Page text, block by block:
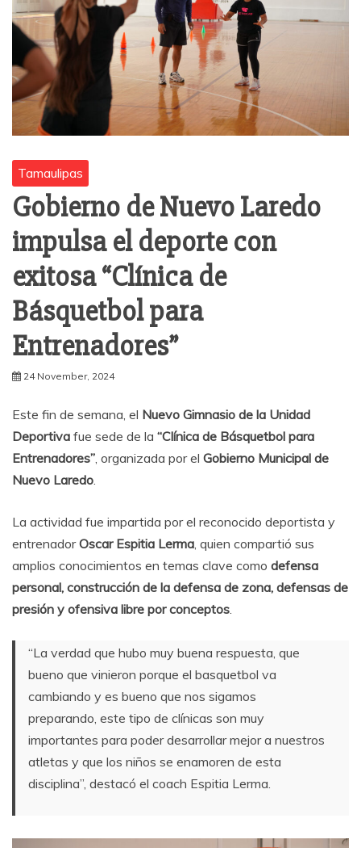
Tamaulipas
Gobierno de Nuevo Laredo
impulsa el deporte con
exitosa “Clínica de
Básquetbol para
Entrenadores”
24 November, 2024
Este fin de semana, el Nuevo Gimnasio de la Unidad
Deportiva fue sede de la “Clínica de Básquetbol para
Entrenadores”, organizada por el Gobierno Municipal de
Nuevo Laredo.
La actividad fue impartida por el reconocido deportista y
entrenadorOscar Espitia Lerma, quien compartió sus
amplios conocimientos en temas clave como defensa
personal, construcción de la defensa de zona, defensas de
presión y ofensiva libre por conceptos.
“La verdad que hubo muy buena respuesta, que
bueno que vinieron porque el basquetbol va
cambiando y es bueno que nos sigamos
preparando, este tipo de clínicas son muy
importantes para poder desarrollar mejor a nuestros
atletas y que los niños se enamoren de esta
disciplina”, destacó el coach Espitia Lerma.